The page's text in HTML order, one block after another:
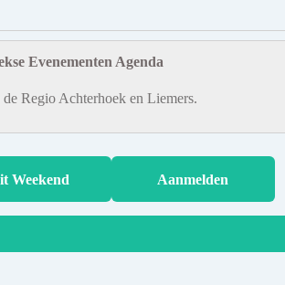
Evenementen Agenda
Regio Achterhoek en Liemers.
Weekend Aanmelden